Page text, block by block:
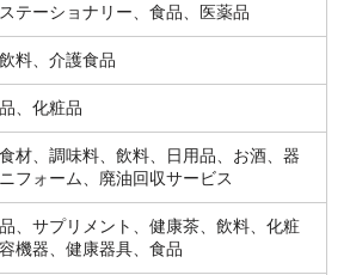
テーショナリー、食品、医薬品
料、介護食品
、化粧品
材、調味料、飲料、日用品、お酒、器
フォーム、廃油回収サービス
、サプリメント、健康茶、飲料、化粧
機器、健康器具、食品